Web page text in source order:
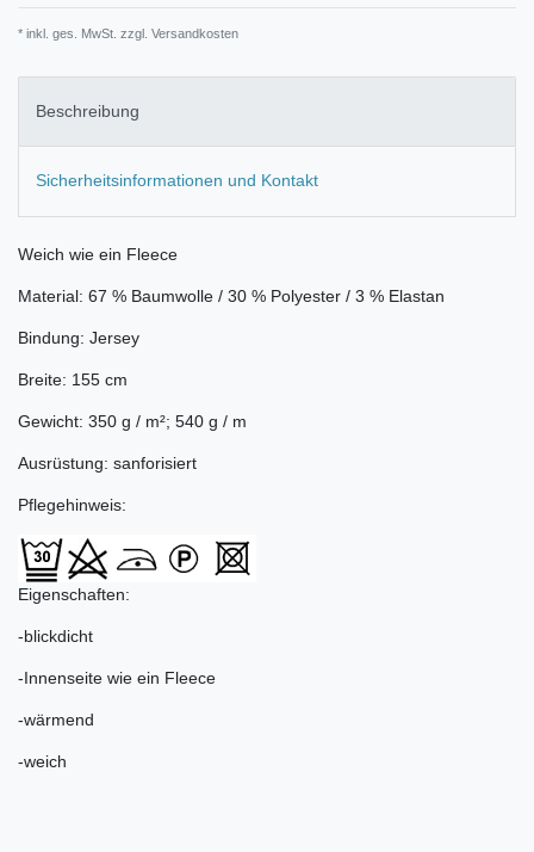
* inkl. ges. MwSt. zzgl. Versandkosten
Beschreibung
Sicherheitsinformationen und Kontakt
Weich wie ein Fleece
Material: 67 % Baumwolle / 30 % Polyester / 3 % Elastan
Bindung: Jersey
Breite: 155 cm
Gewicht: 350 g / m²; 540 g / m
Ausrüstung: sanforisiert
Pflegehinweis:
Eigenschaften:
-blickdicht
-Innenseite wie ein Fleece
-wärmend
-weich